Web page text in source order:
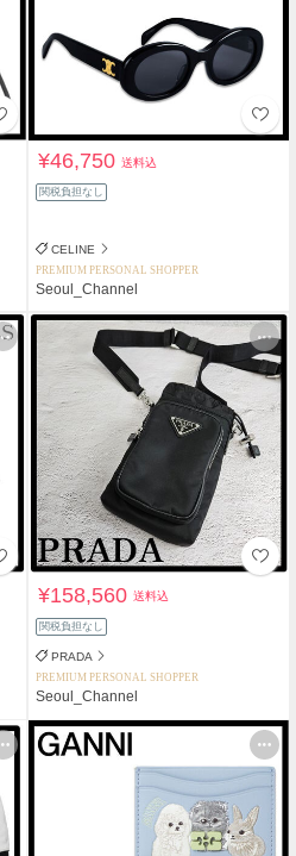
¥46,750送料込
関税負担なし
CELINE
PREMIUM PERSONAL SHOPPER
Seoul_Channel
¥158,560送料込
関税負担なし
PRADA
PREMIUM PERSONAL SHOPPER
Seoul_Channel